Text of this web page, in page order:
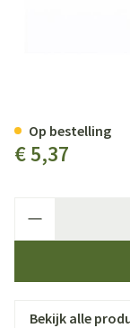
€ 5,37
Op bestelling
Bekijk alle